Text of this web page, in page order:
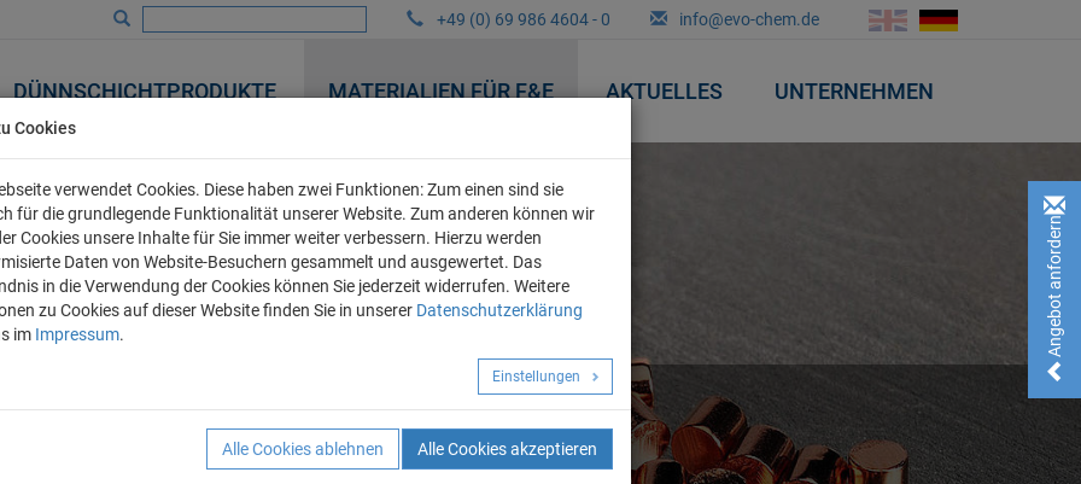
+49 (0) 69 986 4604 - 0 info@evo-chem.de
DÜNNSCHICHTPRODUKTE MATERIALIEN FÜR F&E AKTUELLES UNTERNEHMEN
Angebot anfordern!
Cookies
verwendet Cookies. Diese haben zwei Funktionen: Zum einen sind sie
für die grundlegende Funktionalität unserer Website. Zum anderen können wir
Cookies unsere Inhalte für Sie immer weiter verbessern. Hierzu werden
Daten von Website-Besuchern gesammelt und ausgewertet. Das
in die Verwendung der Cookies können Sie jederzeit widerrufen. Weitere
zu Cookies auf dieser Website finden Sie in unserer Datenschutzerklärung
im Impressum.
Einstellungen
Alle Cookies ablehnen Alle Cookies akzeptieren